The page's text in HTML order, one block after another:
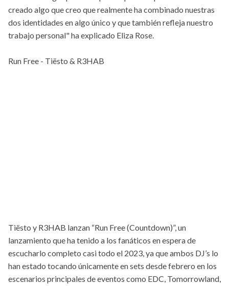
creado algo que creo que realmente ha combinado nuestras
dos identidades en algo único y que también refleja nuestro
trabajo personal" ha explicado Eliza Rose.
Run Free - Tiësto & R3HAB
Tiësto y R3HAB lanzan “Run Free (Countdown)”, un
lanzamiento que ha tenido a los fanáticos en espera de
escucharlo completo casi todo el 2023, ya que ambos DJ’s lo
han estado tocando únicamente en sets desde febrero en los
escenarios principales de eventos como EDC, Tomorrowland,